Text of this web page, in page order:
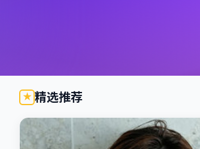
精选推荐